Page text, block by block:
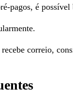
pagos, é possível
correio,